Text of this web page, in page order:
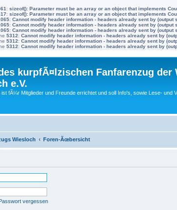
: sizeof(): Parameter must be an array or an object that implements
: sizeof(): Parameter must be an array or an object that implements
: Cannot modify header information - headers already sent by (output
: Cannot modify header information - headers already sent by (output
: Cannot modify header information - headers already sent by (output
5312: Cannot modify header information - headers already sent by
5312: Cannot modify header information - headers already sent by
5312: Cannot modify header information - headers already sent by
kurpfÃ¤lzischen Fanfarenzug der
e.V.
fÃ¼r Mitglieder und Freunde errichtet und soll Info's, sowie Lese- und
Wiesloch Foren-Ãœbersicht
vergessen